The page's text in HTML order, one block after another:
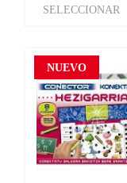
SELECCIONAR
NUEVO